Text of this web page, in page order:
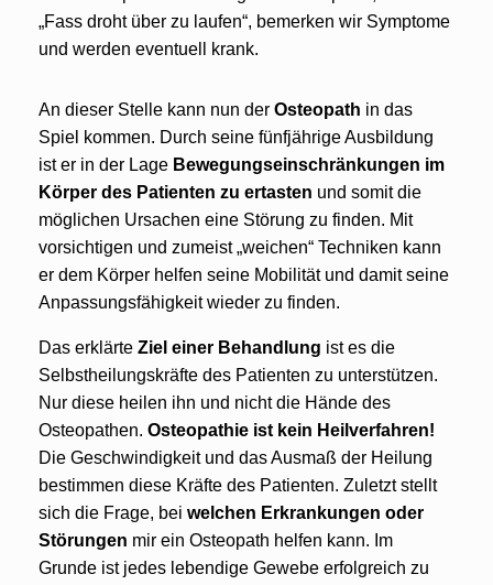
„Fass droht über zu laufen“, bemerken wir Symptome
und werden eventuell krank.
An dieser Stelle kann nun der Osteopath in das
Spiel kommen. Durch seine fünfjährige Ausbildung
ist er in der Lage Bewegungseinschränkungen im
Körper des Patienten zu ertasten und somit die
möglichen Ursachen eine Störung zu finden. Mit
vorsichtigen und zumeist „weichen“ Techniken kann
er dem Körper helfen seine Mobilität und damit seine
Anpassungsfähigkeit wieder zu finden.
Das erklärte Ziel einer Behandlung ist es die
Selbstheilungskräfte des Patienten zu unterstützen.
Nur diese heilen ihn und nicht die Hände des
Osteopathen. Osteopathie ist kein Heilverfahren!
Die Geschwindigkeit und das Ausmaß der Heilung
bestimmen diese Kräfte des Patienten. Zuletzt stellt
sich die Frage, bei welchen Erkrankungen oder
Störungen mir ein Osteopath helfen kann. Im
Grunde ist jedes lebendige Gewebe erfolgreich zu